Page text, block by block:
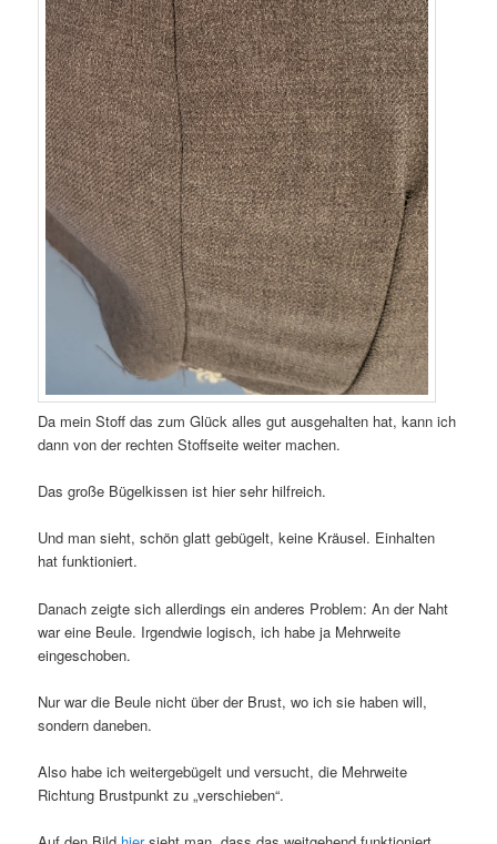
Da mein Stoff das zum Glück alles gut ausgehalten hat, kann ich
dann von der rechten Stoffseite weiter machen.
Das große Bügelkissen ist hier sehr hilfreich.
Und man sieht, schön glatt gebügelt, keine Kräusel. Einhalten
hat funktioniert.
Danach zeigte sich allerdings ein anderes Problem: An der Naht
war eine Beule. Irgendwie logisch, ich habe ja Mehrweite
eingeschoben.
Nur war die Beule nicht über der Brust, wo ich sie haben will,
sondern daneben.
Also habe ich weitergebügelt und versucht, die Mehrweite
Richtung Brustpunkt zu „verschieben“.